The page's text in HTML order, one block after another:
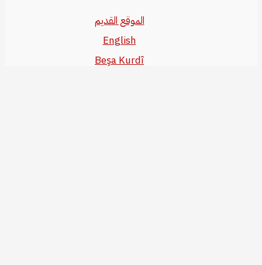
الموقع القديم
English
Beşa Kurdî